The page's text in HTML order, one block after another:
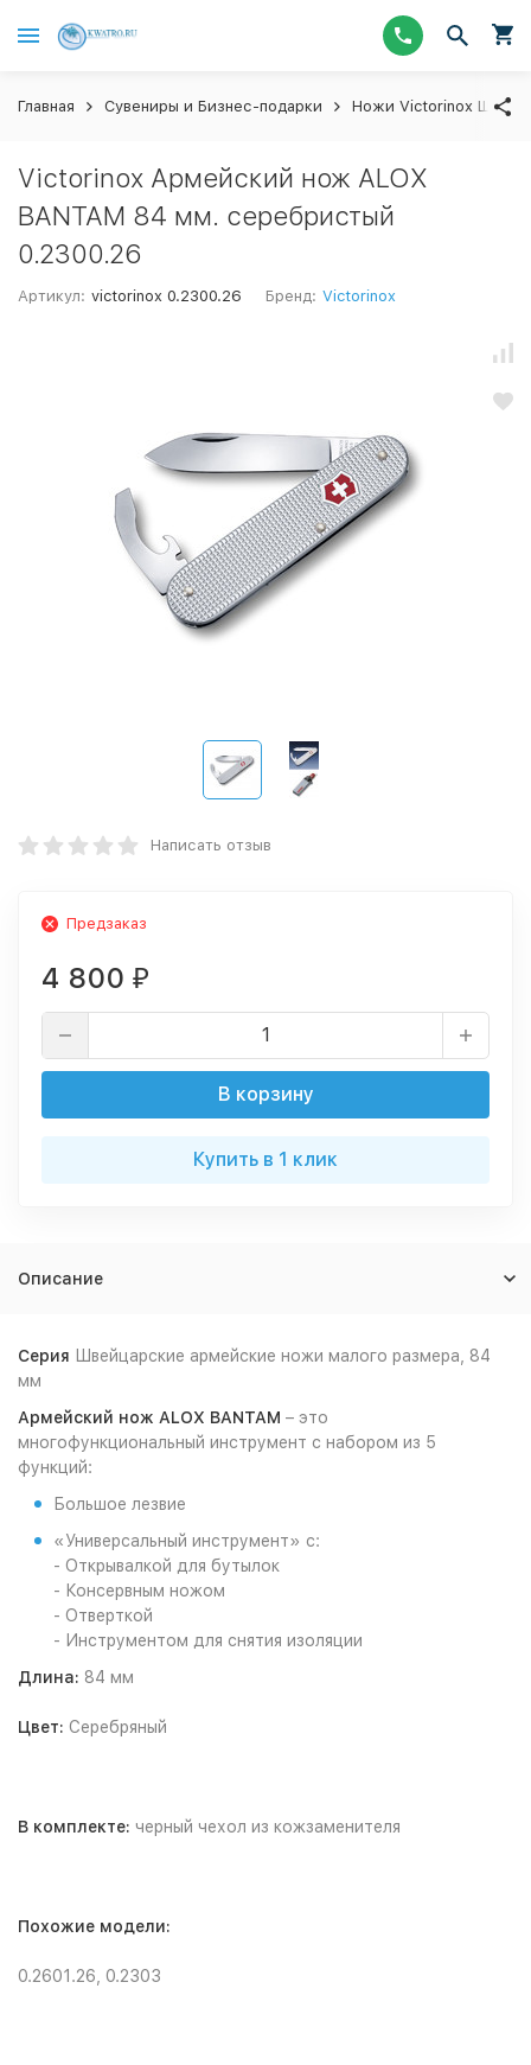
Главная Сувениры и Бизнес-подарки Ножи Victorinox
Victorinox Армейский нож ALOX
BANTAM 84 мм. серебристый
0.2300.26
Артикул: victorinox 0.2300.26 Бренд: Victorinox
Написать отзыв
Предзаказ
4 800 ₽
В корзину
Купить в 1 клик
Описание
Серия Швейцарские армейские ножи малого размера, 84
мм
Армейский нож ALOX BANTAM – это
многофункциональный инструмент с набором из 5
функций:
Большое лезвие
«Универсальный инструмент» с:
- Открывалкой для бутылок
- Консервным ножом
- Отверткой
- Инструментом для снятия изоляции
Длина: 84 мм
Цвет: Серебряный
В комплекте: черный чехол из кожзаменителя
Похожие модели:
0.2601.26, 0.2303